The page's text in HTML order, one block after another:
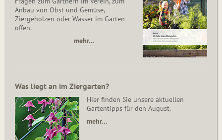
Anbau von Obst und Gemüse,
Ziergehölzen oder Wasser im Garten
offen.
mehr…
Was liegt an im Ziergarten?
Hier finden Sie unsere aktuellen
Gartentipps für den August.
mehr…